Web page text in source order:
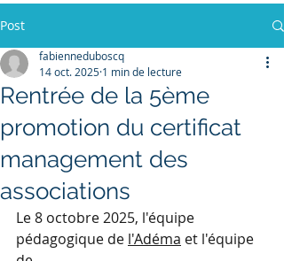
Post
Rentrée de la 5ème
promotion du certificat
management des
associations
fabienneduboscq
14 oct. 2025 1 min de lecture
Le 8 octobre 2025, l'équipe
pédagogique de l'Adéma et l'équipe